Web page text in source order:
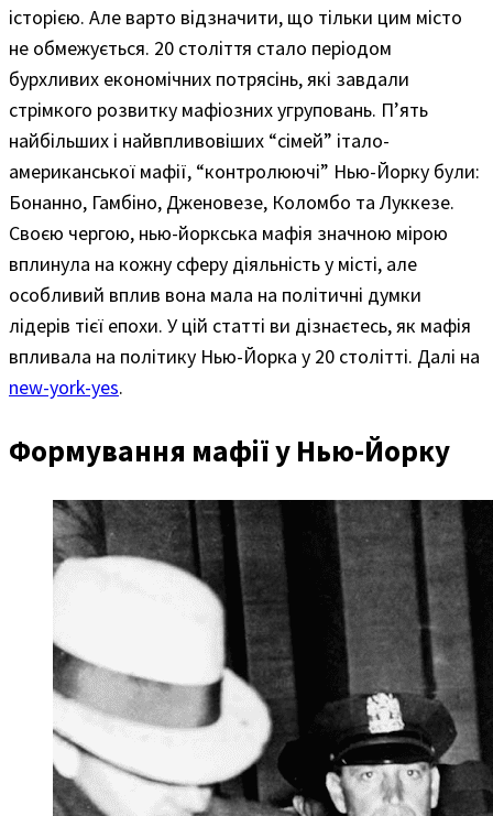
історією. Але варто відзначити, що тільки цим місто
не обмежується. 20 століття стало періодом
бурхливих економічних потрясінь, які завдали
стрімкого розвитку мафіозних угруповань. П’ять
найбільших і найвпливовіших “сімей” італо-
американської мафії, “контролюючі” ​​Нью-Йорку були:
Бонанно, Гамбіно, Дженовезе, Коломбо та Луккезе.
Своєю чергою, нью-йоркська мафія значною мірою
вплинула на кожну сферу діяльність у місті, але
особливий вплив вона мала на політичні думки
лідерів тієї епохи. У цій статті ви дізнаєтесь, як мафія
впливала на політику Нью-Йорка у 20 столітті. Далі на
new-york-yes.
Формування мафії у Нью-Йорку